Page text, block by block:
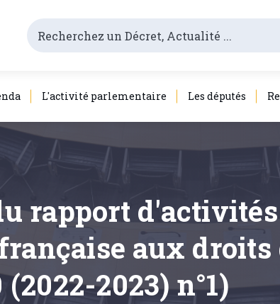
L'activité parlementaire Les députés
rapport
aux
2023) n°1)